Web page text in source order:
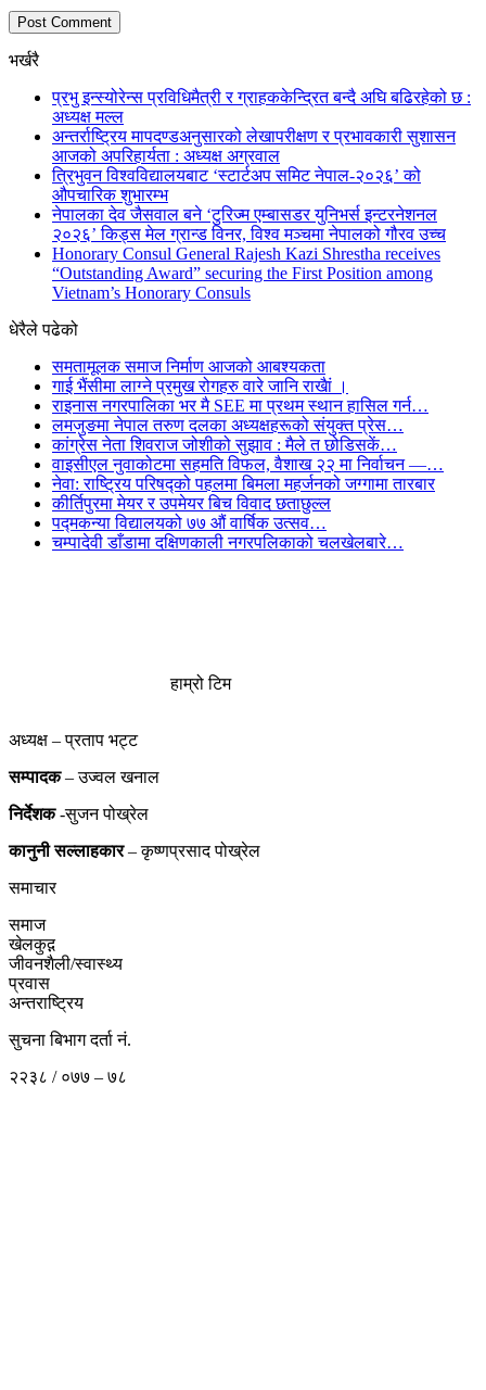
भर्खरै
प्रभु इन्स्योरेन्स प्रविधिमैत्री र ग्राहककेन्द्रित बन्दै अघि बढिरहेको छ :
अध्यक्ष मल्ल
अन्तर्राष्ट्रिय मापदण्डअनुसारको लेखापरीक्षण र प्रभावकारी सुशासन
आजको अपरिहार्यता : अध्यक्ष अग्रवाल
त्रिभुवन विश्वविद्यालयबाट ‘स्टार्टअप समिट नेपाल-२०२६’ को
औपचारिक शुभारम्भ
नेपालका देव जैसवाल बने ‘टुरिज्म एम्बासडर युनिभर्स इन्टरनेशनल
२०२६’ किड्स मेल ग्रान्ड विनर, विश्व मञ्चमा नेपालको गौरव उच्च
Honorary Consul General Rajesh Kazi Shrestha receives
“Outstanding Award” securing the First Position among
Vietnam’s Honorary Consuls
धेरैले पढेको
समतामूलक समाज निर्माण आजको आबश्यकता
गाई भैंसीमा लाग्ने प्रमुख रोगहरु वारे जानि राखैां ।
राइनास नगरपालिका भर मै SEE मा प्रथम स्थान हासिल गर्न…
लमजुङमा नेपाल तरुण दलका अध्यक्षहरूको संयुक्त प्रेस…
कांग्रेस नेता शिवराज जोशीको सुझाव : मैले त छोडिसकें…
वाइसीएल नुवाकोटमा सहमति विफल, वैशाख २२ मा निर्वाचन —…
नेवा: राष्ट्रिय परिषद्को पहलमा बिमला महर्जनको जग्गामा तारबार
कीर्तिपुरमा मेयर र उपमेयर बिच विवाद छताछुल्ल
पद्मकन्या विद्यालयको ७७ औं ‌‌वार्षिक ‌उत्सव…
चम्पादेवी डाँडामा दक्षिणकाली नगरपलिकाको चलखेलबारे…
हाम्रो टिम
अध्यक्ष – प्रताप भट्ट
सम्पादक– उज्वल खनाल
निर्देशक-सुजन पोख्रेल
कानुनी सल्लाहकार– कृष्णप्रसाद पोख्रेल
समाचार
समाज
खेलकुद़़
जीवनशैली/स्वास्थ्य
प्रवास
अन्तराष्ट्रिय
सुचना बिभाग दर्ता नं.
२२३८ / ०७७ – ७८